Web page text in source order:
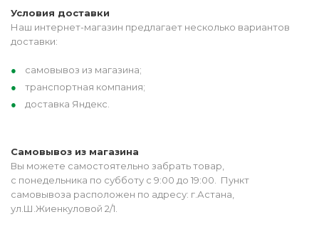
Условия доставки
Наш интернет-магазин предлагает несколько вариантов
доставки:
самовывоз из магазина;
транспортная компания;
доставка Яндекс.
Самовывоз из магазина
Вы можете самостоятельно забрать товар,
с понедельника по субботу с 9:00 до 19:00. Пункт
самовывоза расположен по адресу: г.Астана,
ул.Ш.Жиенкуловой 2/1.